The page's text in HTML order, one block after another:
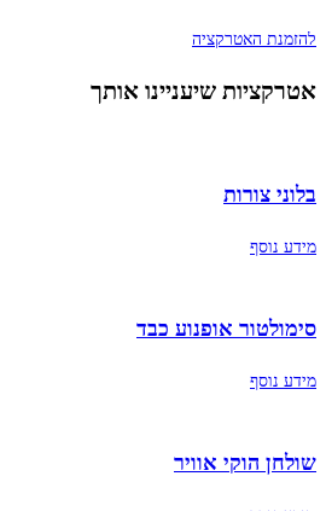
להזמנת האטרקציה
אטרקציות שיעניינו אותך
בלוני צורות
מידע נוסף
סימולטור אופנוע כבד
מידע נוסף
שולחן הוקי אוויר